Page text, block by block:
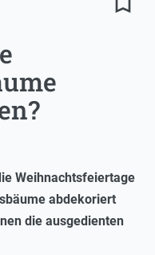
Weihnachtsfeiertage
abdekoriert
die ausgedienten